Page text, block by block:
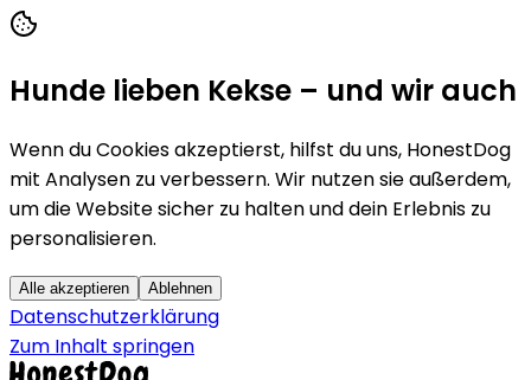
Hunde lieben Kekse – und wir auch
Wenn du Cookies akzeptierst, hilfst du uns, HonestDog
mit Analysen zu verbessern. Wir nutzen sie außerdem,
um die Website sicher zu halten und dein Erlebnis zu
personalisieren.
Alle akzeptieren Ablehnen
Datenschutzerklärung
Zum Inhalt springen